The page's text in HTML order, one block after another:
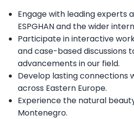
Engage with leading experts
ESPGHAN and the wider
Participate in interactive
and case-based discussions
advancements in our field.
Develop lasting connections
across Eastern Europe.
Experience the natural
Montenegro.